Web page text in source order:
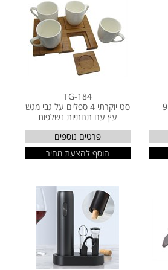
מארז יוקרתי ליין הכולל 9
TG-184
סט יוקרתי 4 ספלים על גבי מגש
עץ עם תחתיות נשלפות
פרטים נוספים
הוסף להצעת מחיר